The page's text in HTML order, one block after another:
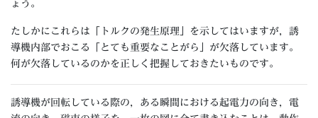
ょう。
たしかにこれらは「トルクの発生原理」を示してはいますが，誘
導機内部でおこる「とても重要なことがら」が欠落しています。
何が欠落しているのかを正しく把握しておきたいものです。
誘導機が回転している際の，ある瞬間における起電力の向き，電